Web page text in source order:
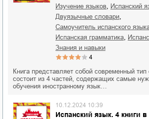
изучение языков испанский
двуязычные словари
самоучитель испанского
испанская грамматика
знания и навыки
4
Книга представляет собой современный
состоит из 4 частей, содержащих самые
обучения иностранному язык…
Испанский язык. 4 книги
10.12.2024 10:39